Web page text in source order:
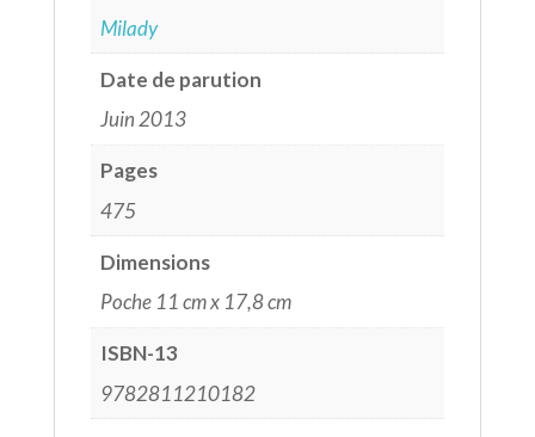
Milady
Date de parution
Juin 2013
Pages
475
Dimensions
Poche 11 cm x 17,8 cm
ISBN-13
9782811210182